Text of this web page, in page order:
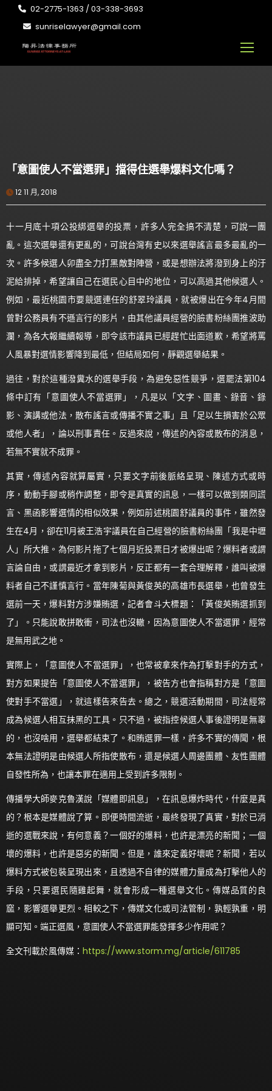
02-2775-1363 / 03-338-3693
sunriselawyer@gmail.com
「意圖使人不當選罪」擋得住選舉爆料文化嗎？
12 11 月, 2018
十一月底十項公投綁選舉的投票，許多人完全搞不清楚，可說一團
亂。這次選舉還有更亂的，可說台灣有史以來選舉謠言最多最亂的一
次。許多候選人卯盡全力打黑敵對陣營，或是想辦法將潑到身上的汙
泥給排掉，希望讓自己在選民心目中的地位，可以高過其他候選人。
例如，最近桃園市要競選連任的舒翠玲議員，就被爆出在今年4月間
曾對公務員有不遜言行的影片，由其他議員經營的臉書粉絲團推波助
瀾，為各大報繼續報導，即令該市議員已經趕忙出面道歉，希望將罵
人風暴對選情影響降到最低，但結局如何，靜觀選舉結果。
過往，對於這種潑糞水的選舉手段，為避免惡性競爭，選罷法第104
條中訂有「意圖使人不當選罪」，凡是以「文字、圖畫、錄音、錄
影、演講或他法，散布謠言或傳播不實之事」且「足以生損害於公眾
或他人者」，論以刑事責任。反過來說，傳述的內容或散布的消息，
若無不實就不成罪。
其實，傳述內容就算屬實，只要文字前後脈絡呈現、陳述方式或時
序，動動手腳或稍作調整，即令是真實的訊息，一樣可以做到類同謊
言、黑函影響選情的相似效果，例如前述桃園舒議員的事件，雖然發
生在4月，卻在11月被王浩宇議員在自己經營的臉書粉絲團「我是中壢
人」所大推。為何影片拖了七個月近投票日才被爆出呢？爆料者或謂
言論自由，或謂最近才拿到影片，反正都有一套合理解釋，誰叫被爆
料者自己不謹慎言行。當年陳菊與黃俊英的高雄市長選舉，也曾發生
選前一天，爆料對方涉嫌賄選，記者會斗大標題：「黃俊英賄選抓到
了」。只能說敢拼敢衝，司法也沒轍，因為意圖使人不當選罪，經常
是無用武之地。
實際上，「意圖使人不當選罪」，也常被拿來作為打擊對手的方式，
對方如果提告「意圖使人不當選罪」，被告方也會指稱對方是「意圖
使對手不當選」，就這樣告來告去。總之，競選活動期間，司法經常
成為候選人相互抹黑的工具。只不過，被指控候選人事後證明是無辜
的，也沒啥用，選舉都結束了。和賄選罪一樣，許多不實的傳聞，根
本無法證明是由候選人所指使散布，還是候選人周邊團體、友性團體
自發性所為，也讓本罪在適用上受到許多限制。
傳播學大師麥克魯漢說「媒體即訊息」，在訊息爆炸時代，什麼是真
的？根本是媒體說了算。即便時間流逝，最終發現了真實，對於已消
逝的選戰來說，有何意義？一個好的爆料，也許是漂亮的新聞；一個
壞的爆料，也許是惡劣的新聞。但是，誰來定義好壞呢？新聞，若以
爆料方式被包裝呈現出來，且透過不自律的媒體力量成為打擊他人的
手段，只要選民隨雞起舞，就會形成一種選舉文化。傳媒品質的良
窳，影響選舉更烈。相較之下，傳媒文化或司法管制，孰輕孰重，明
顯可知。端正選風，意圖使人不當選罪能發揮多少作用呢？
全文刊載於風傳媒： https://www.storm.mg/article/611785